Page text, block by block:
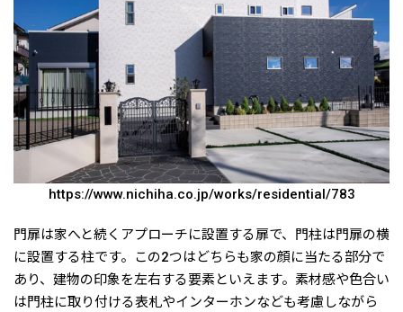
https://www.nichiha.co.jp/works/residential/783
門扉は家へと続くアプローチに設置する扉で、門柱は門扉の横
に設置する柱です。この2つはどちらも家の顔に当たる部分で
あり、建物の印象を左右する要素といえます。素材感や色合い
は門柱に取り付ける表札やインターホンなども考慮しながら